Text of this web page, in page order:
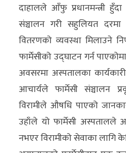
भिडियो
दाहालले आँफु प्रधानमन्त्री
संञ्चालन गरी सहुलियत
वितरणको व्यवस्था
फार्मेसीको उद्घाटन गर्न
अवसरमा अस्पतालका
आचार्यले फार्मेसी संञ्चालन
विरामीले औषधि पाएको
उहाँले यो फार्मेसी अस्पतालले
नभएर विरामीको सेवाका लागि